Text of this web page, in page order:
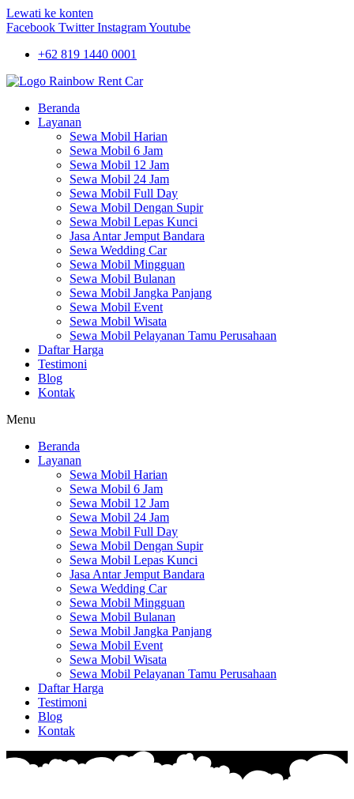
Lewati ke konten
Facebook Twitter InstagramYoutube
+62 819 1440 0001
Beranda
Layanan
Sewa Mobil Harian
Sewa Mobil 6 Jam
Sewa Mobil 12 Jam
Sewa Mobil 24 Jam
Sewa Mobil Full Day
Sewa Mobil Dengan Supir
Sewa Mobil Lepas Kunci
Jasa Antar Jemput Bandara
Sewa Wedding Car
Sewa Mobil Mingguan
Sewa Mobil Bulanan
Sewa Mobil Jangka Panjang
Sewa Mobil Event
Sewa Mobil Wisata
Sewa Mobil Pelayanan Tamu Perusahaan
Daftar Harga
Testimoni
Blog
Kontak
Menu
Beranda
Layanan
Sewa Mobil Harian
Sewa Mobil 6 Jam
Sewa Mobil 12 Jam
Sewa Mobil 24 Jam
Sewa Mobil Full Day
Sewa Mobil Dengan Supir
Sewa Mobil Lepas Kunci
Jasa Antar Jemput Bandara
Sewa Wedding Car
Sewa Mobil Mingguan
Sewa Mobil Bulanan
Sewa Mobil Jangka Panjang
Sewa Mobil Event
Sewa Mobil Wisata
Sewa Mobil Pelayanan Tamu Perusahaan
Daftar Harga
Testimoni
Blog
Kontak